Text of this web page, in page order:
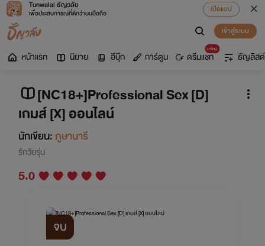
Tunwalai ธัญวลัย
เพื่อประสบการณ์ที่ดีกว่าบนมือถือ
เปิดแอป
เข้าสู่ระบบ
หน้าแรก นิยาย อีบุ๊ก การ์ตูน
มาใหม่
ดรีมแชท ธัญลิสต์
[NC18+]Professional Sex [D]
เกมส์ [X] ออนไลน์
นักเขียน:ภูษานารี
รักวัยรุ่น
5.0
จบ